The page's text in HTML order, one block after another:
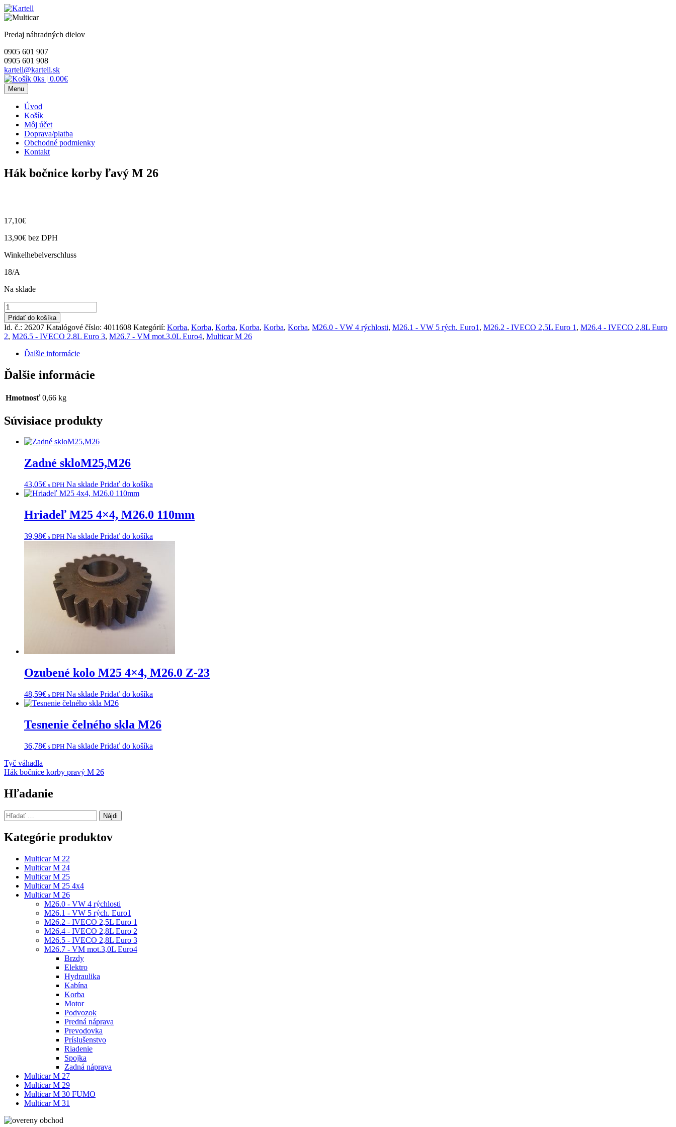
Skip
to
Predaj náhradných dielov
0905 601 907
0905 601 908
kartell@kartell.sk
0ks | 0.00€
Menu
Úvod
Košík
Môj účet
Doprava/platba
Obchodné podmienky
Kontakt
Hák bočnice korby ľavý M 26
17,10€
13,90€ bez DPH
Winkelhebelverschluss
18/A
Na sklade
množstvo
Hák
bočnice
korby
ľavý
Pridať do košíka
Id. č.: 26207 Katalógové číslo: 4011608 Kategórií: Korba, Korba, Korba, Korba, Korba, Korba, M26.0 - VW 4 rýchlosti, M26.1 - VW 5 rých. Euro1 , M26.2 - IVECO 2,5L Euro 1 , M26.4 - IVECO 2,8L Euro
2, M26.5 - IVECO 2,8L Euro 3, M26.7 - VM mot.3,0L Euro4, Multicar M 26
Ďalšie informácie
Ďalšie informácie
Hmotnosť 0,66 kg
Súvisiace produkty
Zadné skloM25,M26
43,05€ s DPH Na sklade Pridať do košíka
Hriadeľ M25 4×4, M26.0 110mm
39,98€ s DPH Na sklade Pridať do košíka
Ozubené kolo M25 4×4, M26.0 Z-23
48,59€ s DPH Na sklade Pridať do košíka
Tesnenie čelného skla M26
36,78€ s DPH Na sklade Pridať do košíka
Navigácia
v
článku
Tyč váhadla
Hák bočnice korby pravý M 26
Hľadanie
Hľadať:
Kategórie produktov
Multicar M 22
Multicar M 24
Multicar M 25
Multicar M 25 4x4
Multicar M 26
M26.0 - VW 4 rýchlosti
M26.1 - VW 5 rých. Euro1
M26.2 - IVECO 2,5L Euro 1
M26.4 - IVECO 2,8L Euro 2
M26.5 - IVECO 2,8L Euro 3
M26.7 - VM mot.3,0L Euro4
Brzdy
Elektro
Hydraulika
Kabína
Korba
Motor
Podvozok
Predná náprava
Prevodovka
Príslušenstvo
Riadenie
Spojka
Zadná náprava
Multicar M 27
Multicar M 29
Multicar M 30 FUMO
Multicar M 31